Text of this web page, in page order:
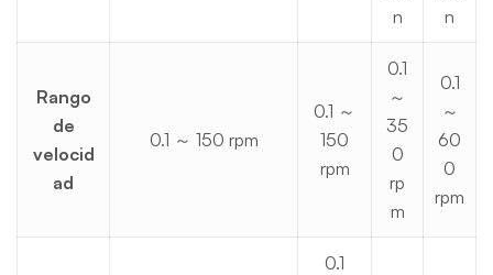
n
n
Rango
de
velocid
ad
0.1 ～ 150 rpm
0.1 ～
150
rpm
0.1
～
35
0
rp
m
0.1
～
60
0
rpm
0.1